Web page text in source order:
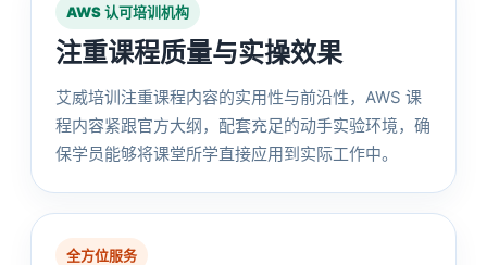
AWS 认可培训机构
注重课程质量与实操效果
艾威培训注重课程内容的实用性与前沿性，AWS 课
程内容紧跟官方大纲，配套充足的动手实验环境，确
保学员能够将课堂所学直接应用到实际工作中。
全方位服务